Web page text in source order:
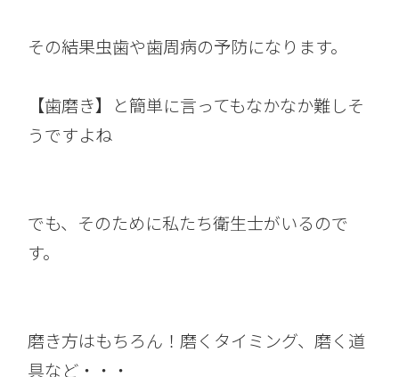
その結果虫歯や歯周病の予防になります。
【歯磨き】と簡単に言ってもなかなか難しそ
うですよね
でも、そのために私たち衛生士がいるので
す。
磨き方はもちろん！磨くタイミング、磨く道
具など・・・